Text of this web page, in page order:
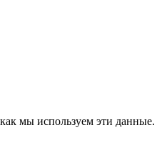
мы используем эти данные.